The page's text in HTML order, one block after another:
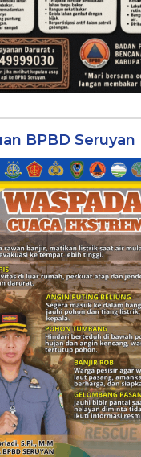
BPBD Seruyan